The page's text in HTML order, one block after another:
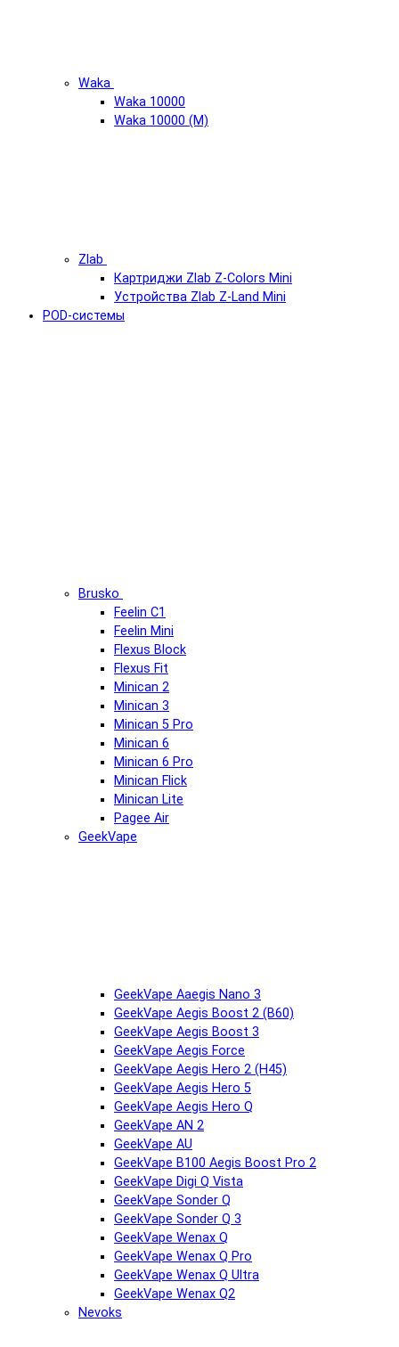
Waka
Waka 10000
Waka 10000 (М)
Zlab
Картриджи Zlab Z-Colors Mini
Устройства Zlab Z-Land Mini
POD-системы
Brusko
Feelin C1
Feelin Mini
Flexus Block
Flexus Fit
Minican 2
Minican 3
Minican 5 Pro
Minican 6
Minican 6 Pro
Minican Flick
Minican Lite
Pagee Air
GeekVape
GeekVape Aaegis Nano 3
GeekVape Aegis Boost 2 (B60)
GeekVape Aegis Boost 3
GeekVape Aegis Force
GeekVape Aegis Hero 2 (H45)
GeekVape Aegis Hero 5
GeekVape Aegis Hero Q
GeekVape AN 2
GeekVape AU
GeekVape B100 Aegis Boost Pro 2
GeekVape Digi Q Vista
GeekVape Sonder Q
GeekVape Sonder Q 3
GeekVape Wenax Q
GeekVape Wenax Q Pro
GeekVape Wenax Q Ultra
GeekVape Wenax Q2
Nevoks